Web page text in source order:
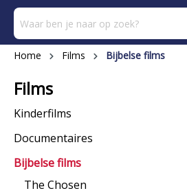
Home Films Bijbelse films
Films
Kinderfilms
Documentaires
Bijbelse films
The Chosen